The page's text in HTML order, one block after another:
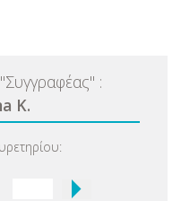
"Συγγραφέας" :
K.